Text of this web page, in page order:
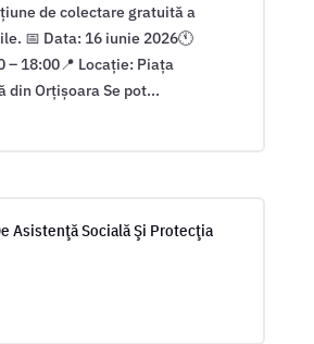
de colectare gratuită a
📅 Data: 16 iunie 2026🕚
– 18:00📍 Locație: Piața
din Orțișoara Se pot...
Asistenţă Socială Şi Protecţia